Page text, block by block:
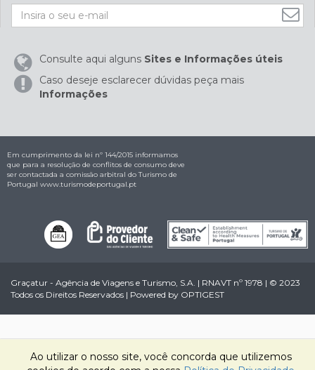
Consulte aqui alguns Sites e Informações úteis
Caso deseje esclarecer dúvidas peça mais
Informações
Em cumprimento da lei nº 144/2015 informamos
que para a resolução de conflitos de consumo deve
ser contactada a comissão arbitral do Turismo de
Portugal www.turismodeportugal.pt
Graçatur - Agência de Viagens e Turismo, S.A. | RNAVT nº 1978 | © 2023
Todos os Direitos Reservados | Powered by OPTIGEST
Ao utilizar o nosso site, você concorda que utilizemos